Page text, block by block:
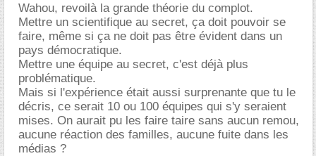
Wahou, revoilà la grande théorie du complot.
Mettre un scientifique au secret, ça doit pouvoir se
faire, même si ça ne doit pas être évident dans un
pays démocratique.
Mettre une équipe au secret, c'est déjà plus
problématique.
Mais si l'expérience était aussi surprenante que tu le
décris, ce serait 10 ou 100 équipes qui s'y seraient
mises. On aurait pu les faire taire sans aucun remou,
aucune réaction des familles, aucune fuite dans les
médias ?